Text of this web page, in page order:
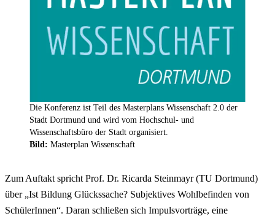
Die Konferenz ist Teil des Masterplans Wissenschaft 2.0 der
Stadt Dortmund und wird vom Hochschul- und
Wissenschaftsbüro der Stadt organisiert.
Bild: Masterplan Wissenschaft
Zum Auftakt spricht Prof. Dr. Ricarda Steinmayr (TU Dortmund)
über „Ist Bildung Glückssache? Subjektives Wohlbefinden von
SchülerInnen“. Daran schließen sich Impulsvorträge, eine